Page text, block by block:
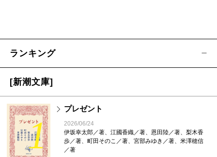
ランキング
[新潮文庫]
1
プレゼント
2026/06/24
伊坂幸太郎／著、江國香織／著、恩田陸／著、梨木香
歩／著、町田そのこ／著、宮部みゆき／著、米澤穂信
／著